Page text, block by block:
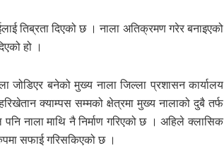
तिब्रता दिएको छ । नाला अतिक्रमण गरेर बनाइएको
हो ।
जोडिएर बनेको मुख्य नाला जिल्ला प्रशासन कार्यालय
क्याम्पस सम्मको क्षेत्रमा मुख्य नालाको दुबै तर्फ
नाला माथि नै निर्माण गरिएको छ । अहिले क्लासिक
सफाई गरिसकिएको छ ।